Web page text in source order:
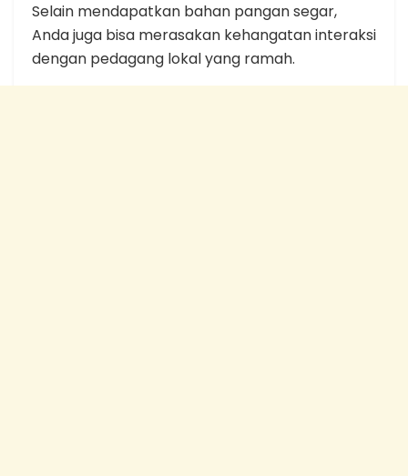
Selain mendapatkan bahan pangan segar,
Anda juga bisa merasakan kehangatan interaksi
dengan pedagang lokal yang ramah.